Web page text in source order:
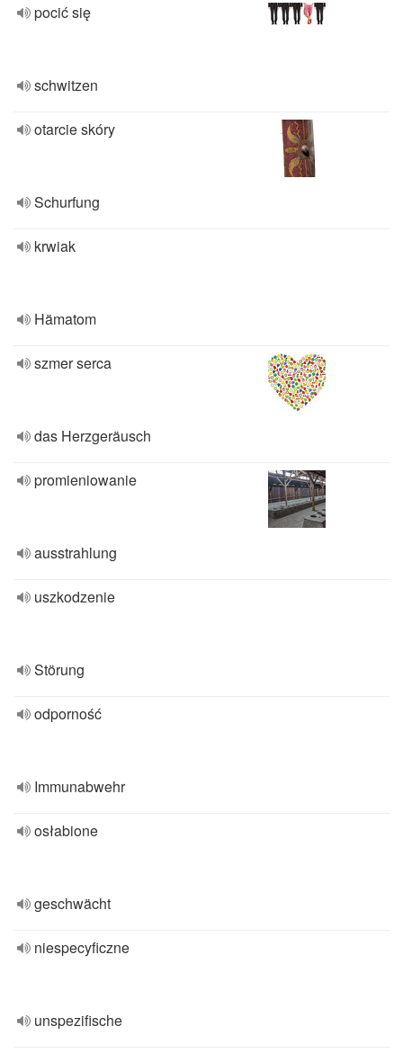
pocić się
schwitzen
otarcie skóry
Schurfung
krwiak
Hämatom
szmer serca
das Herzgeräusch
promieniowanie
ausstrahlung
uszkodzenie
Störung
odporność
Immunabwehr
osłabione
geschwächt
niespecyficzne
unspezifische